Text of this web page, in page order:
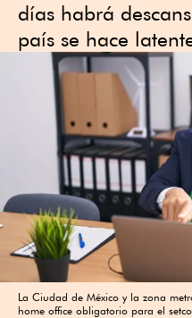
días habrá
país se hace
La Ciudad de México y la zona
home office obligatorio para el